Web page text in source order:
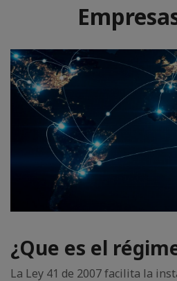
¿Que es el
La Ley 41 de 2007 facilita la